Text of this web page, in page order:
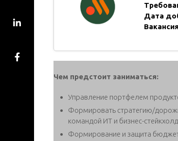
Дата
Чем предстоит заниматься:
Управление портфелем
Формировать стратегию/
командой ИТ и бизнес-
Формирование и защита